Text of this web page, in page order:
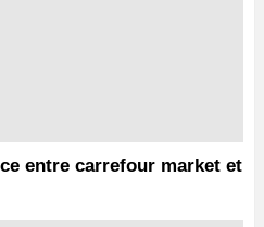
entre carrefour market et